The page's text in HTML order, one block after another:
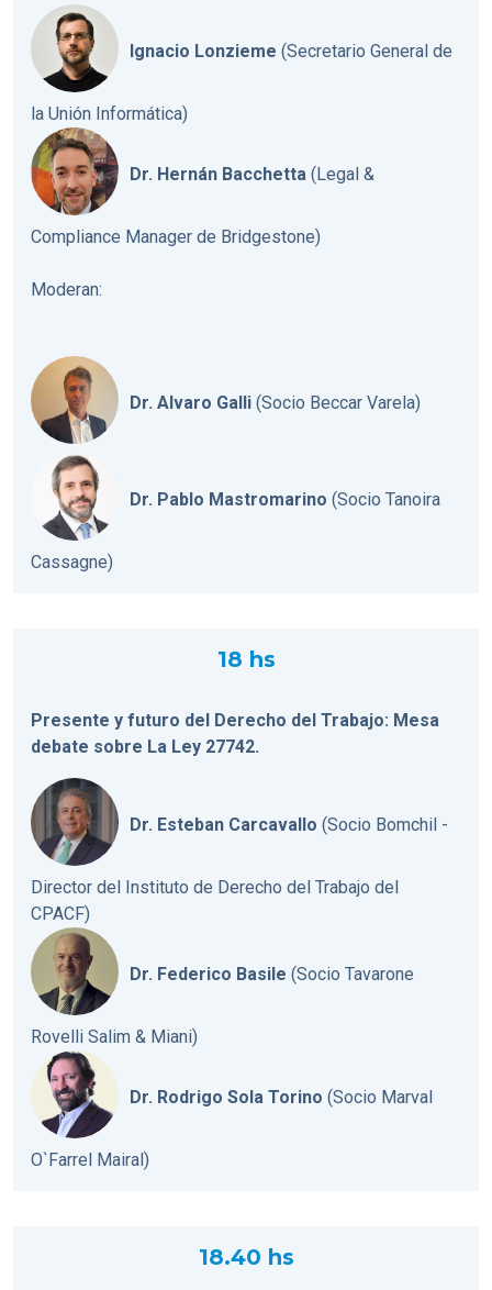
Ignacio Lonzieme (Secretario General de
la Unión Informática)
Dr. Hernán Bacchetta (Legal &
Compliance Manager de Bridgestone)
Moderan:
Dr. Alvaro Galli (Socio Beccar Varela)
Dr. Pablo Mastromarino (Socio Tanoira
Cassagne)
18 hs
Presente y futuro del Derecho del Trabajo: Mesa
debate sobre La Ley 27742.
Dr. Esteban Carcavallo (Socio Bomchil -
Director del Instituto de Derecho del Trabajo del
CPACF)
Dr. Federico Basile (Socio Tavarone
Rovelli Salim & Miani)
Dr. Rodrigo Sola Torino (Socio Marval
O`Farrel Mairal)
18.40 hs